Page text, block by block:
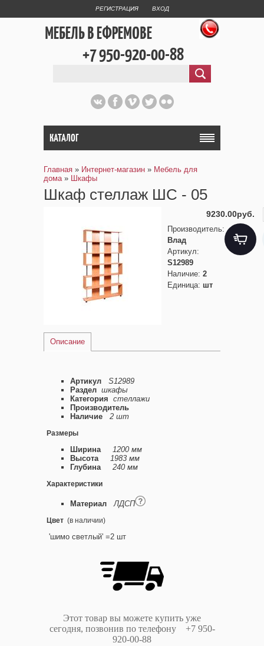
РЕГИСТРАЦИЯ ВХОД
МЕБЕЛЬ В ЕФРЕМОВЕ
+7 950-920-00-88
КАТАЛОГ
Главная » Интернет-магазин » Мебель для
дома » Шкафы
Шкаф стеллаж ШС - 05
9230.00руб.
Производитель:
Влад
Артикул:
S12989
Наличие: 2
Единица: шт
Описание
Артикул
S12989
Раздел шкафы
Категория стеллажи
Производитель
Наличие
2 шт
Размеры
Ширина
1200 мм
Высота
1983 мм
Глубина
240 мм
Характеристики
Материал ЛДСП
Цвет (в наличии)
'шимо светлый' =2 шт
Этот товар вы можете купить уже
сегодня, позвонив по телефону +7 950-
920-00-88